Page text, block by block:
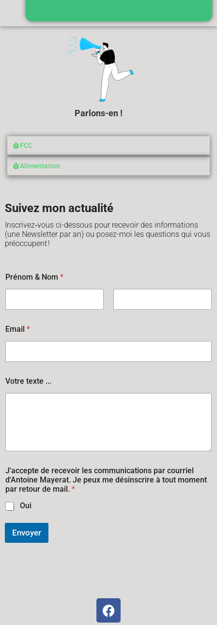
Parlons-en !
FCC
Alimentation
Suivez mon actualité
Inscrivez‑vous ci-dessous pour recevoir des informations
(une Newsletter par an) ou posez-moi les questions qui vous
préoccupent !
a
r
r
t
o
u
Prénom & Nom *
Email *
Votre texte ...
J'accepte de recevoir les communications par courriel
d'Antoine Mayerat. Je peux me désinscrire à tout moment
par retour de mail. *
Oui
Envoyer